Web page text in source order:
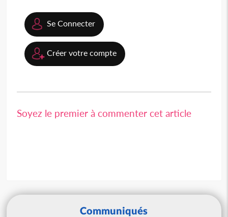
Se Connecter
Créer votre compte
Soyez le premier à commenter cet article
Communiqués